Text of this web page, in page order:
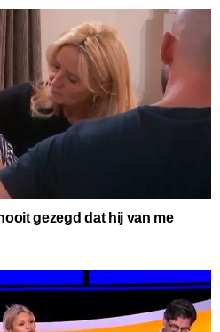
gezegd dat hij van me